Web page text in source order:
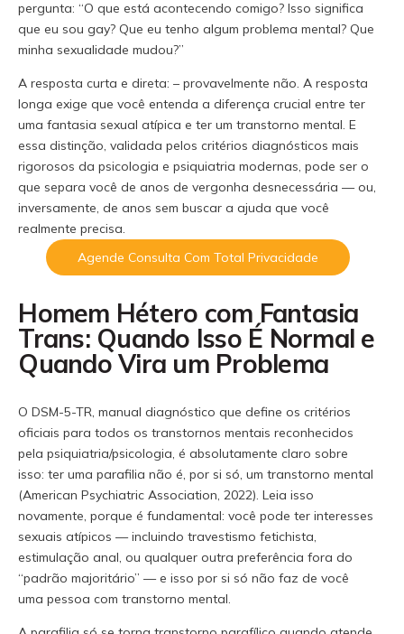
pergunta: “O que está acontecendo comigo? Isso significa
que eu sou gay? Que eu tenho algum problema mental? Que
minha sexualidade mudou?”
A resposta curta e direta: – provavelmente não. A resposta
longa exige que você entenda a diferença crucial entre ter
uma fantasia sexual atípica e ter um transtorno mental. E
essa distinção, validada pelos critérios diagnósticos mais
rigorosos da psicologia e psiquiatria modernas, pode ser o
que separa você de anos de vergonha desnecessária — ou,
inversamente, de anos sem buscar a ajuda que você
realmente precisa.
Agende Consulta Com Total Privacidade
Homem Hétero com Fantasia
Trans: Quando Isso É Normal e
Quando Vira um Problema
O DSM-5-TR, manual diagnóstico que define os critérios
oficiais para todos os transtornos mentais reconhecidos
pela psiquiatria/psicologia, é absolutamente claro sobre
isso: ter uma parafilia não é, por si só, um transtorno mental
(American Psychiatric Association, 2022). Leia isso
novamente, porque é fundamental: você pode ter interesses
sexuais atípicos — incluindo travestismo fetichista,
estimulação anal, ou qualquer outra preferência fora do
“padrão majoritário” — e isso por si só não faz de você
uma pessoa com transtorno mental.